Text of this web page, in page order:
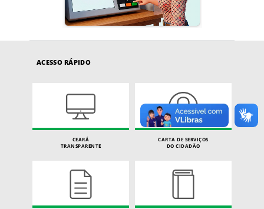
ACESSO RÁPIDO
CEARÁ
TRANSPARENTE
CARTA DE SERVIÇOS
DO CIDADÃO